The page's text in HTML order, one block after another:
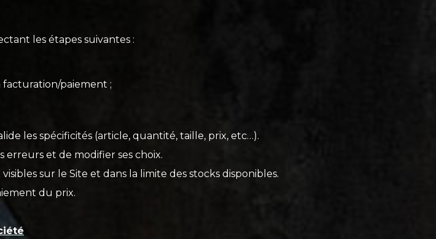
les étapes suivantes :
facturation/paiement ;
les spécificités (article, quantité, taille, prix, etc…).
erreurs et de modifier ses choix.
sur le Site et dans la limite des stocks disponibles.
du prix.